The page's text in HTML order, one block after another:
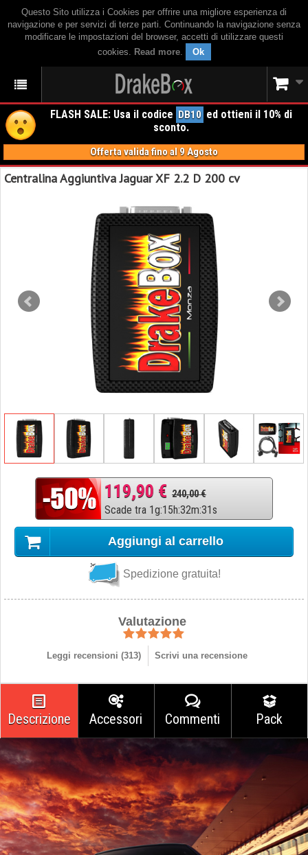
Questo Sito utilizza i Cookies per offrire una migliore esperienza di
navigazione e per servizi di terze parti. Continuando la navigazione senza
modificare le impostazioni del browser, accetti di utilizzare questi
cookies. Read more. Ok
FLASH SALE: Usa il codice DB10 ed ottieni il 10% di
sconto.
Offerta valida fino al 9 Agosto
Centralina Aggiuntiva Jaguar XF 2.2 D 200 cv
119,90 € 240,00 €
Scade tra 1g:15h:32m:30s
Aggiungi al carrello
Spedizione gratuita!
Valutazione
Leggi recensioni (313) Scrivi una recensione
Descrizione Accessori Commenti Pack